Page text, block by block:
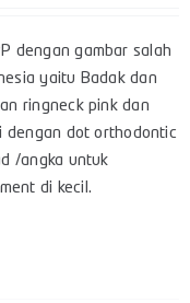
dengan gambar salah
yaitu Badak dan
ringneck pink dan
dengan dot orthodontic
/angka untuk
di kecil.